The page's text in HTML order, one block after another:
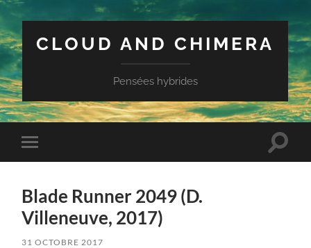
CLOUD AND CHIMERA
Pensées hybrides
Toggle
mobile
Toggle
Blade Runner 2049 (D.
Villeneuve, 2017)
31 OCTOBRE 2017